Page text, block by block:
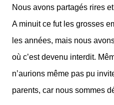
Nous avons partagés rires
A minuit ce fut les grosses
les années, mais nous
où c’est devenu interdit.
n’aurions même pas pu
parents, car nous sommes